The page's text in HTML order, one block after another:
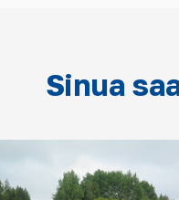
Sinua